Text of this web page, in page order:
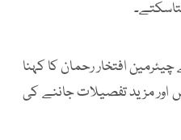
افتخار رحمان کا کہنا
اور مزید تفصیلات جاننے کی